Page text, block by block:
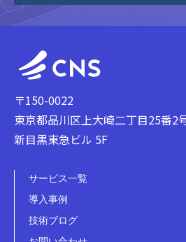
〒150-0022
東京都品川区上大崎二丁目25番2
新目黒東急ビル 5F
サービス一覧
導入事例
技術ブログ